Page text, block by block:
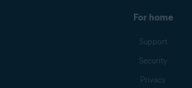
For home
Support
Security
Privacy